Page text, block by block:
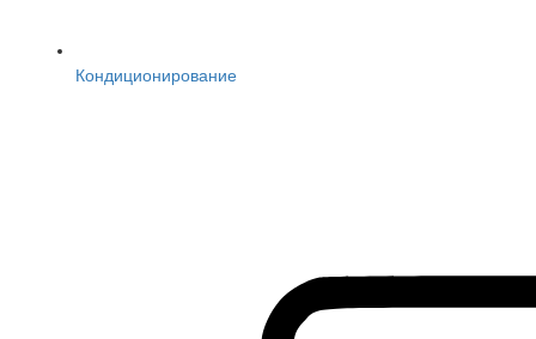
Кондиционирование